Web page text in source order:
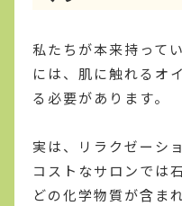
私たちが本来持って
には、肌に触れるオ
る必要があります。
実は、リラクゼーシ
コストなサロンでは
どの化学物質が含ま